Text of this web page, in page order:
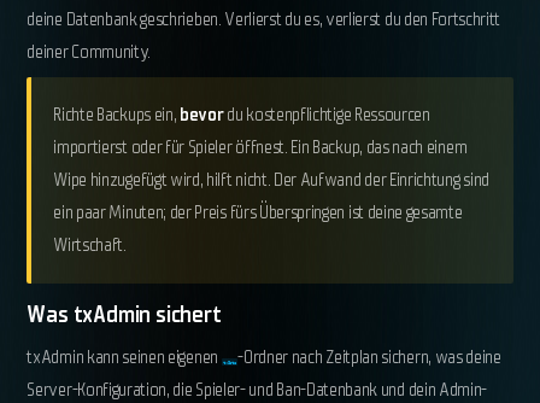
deine Datenbank geschrieben. Verlierst du es, verlierst du den Fortschritt
deiner Community.
Richte Backups ein, bevordu kostenpflichtige Ressourcen
importierst oder für Spieler öffnest. Ein Backup, das nach einem
Wipe hinzugefügt wird, hilft nicht. Der Aufwand der Einrichtung sind
ein paar Minuten; der Preis fürs Überspringen ist deine gesamte
Wirtschaft.
Was txAdmin sichert
txAdmin kann seinen eigenen txData -Ordner nach Zeitplan sichern, was deine
Server-Konfiguration, die Spieler- und Ban-Datenbank und dein Admin-